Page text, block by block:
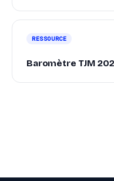
RESSOURCE
Baromètre TJM